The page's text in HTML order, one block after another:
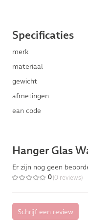
Specificaties
merk
materiaal
gewicht
afmetingen
ean code
Hanger Glas
Er zijn nog geen
0 (0 reviews)